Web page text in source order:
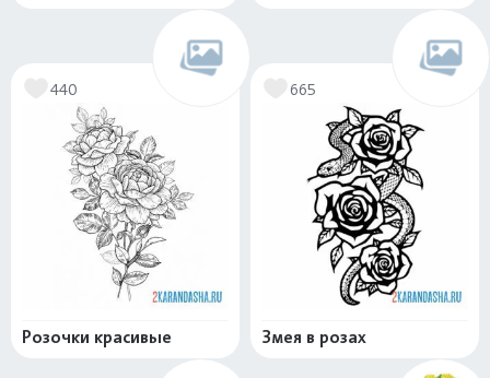
440
Розочки красивые
665
Змея в розах